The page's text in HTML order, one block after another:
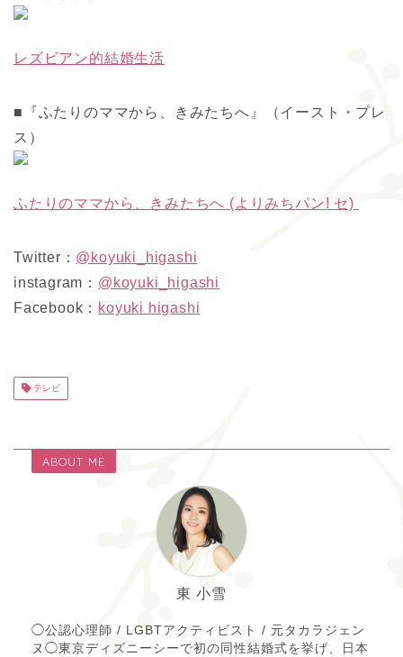
レズビアン的結婚生活
■『ふたりのママから、きみたちへ』（イースト・プレ
ス）
ふたりのママから、きみたちへ (よりみちパン! セ)
Twitter： @koyuki_higashi
instagram： @koyuki_higashi
Facebook： koyuki higashi
テレビ
ABOUT ME
東 小雪
◯公認心理師 / LGBTアクティビスト / 元タカラジェン
ヌ◯東京ディズニーシーで初の同性結婚式を挙げ、日本